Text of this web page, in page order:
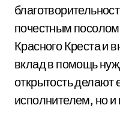
почестным
Красного Креста и
вклад в помощь
открытость делают
исполнителем, но